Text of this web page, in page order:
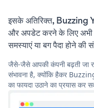
इसके अतिरिक्त,
और अपडेट करने के लिए
समस्याएं या बग पैदा होने की
जैसे-जैसे आपकी कंपनी बढ़ती जा
संभावना है, क्योंकि हैकर
का फायदा उठाने का प्रयास कर